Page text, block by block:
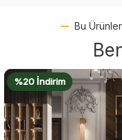
Bu
%20 İndirim